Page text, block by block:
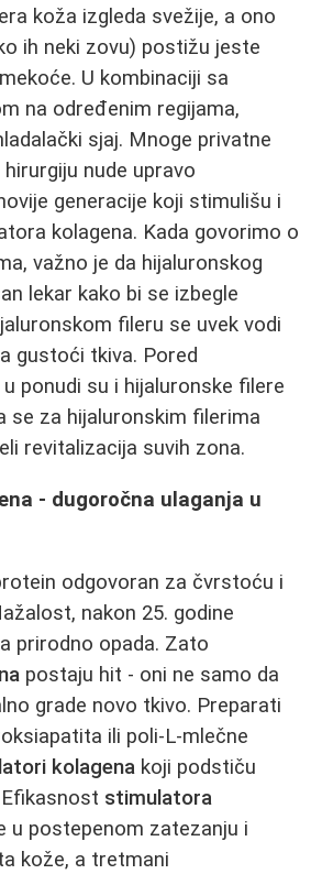
koža izgleda svežije, a ono
ih neki zovu) postižu jeste
U kombinaciji sa
na određenim regijama,
sjaj. Mnoge privatne
nude upravo
generacije koji stimulišu i
kolagena. Kada govorimo o
važno je da hijaluronskog
lekar kako bi se izbegle
fileru se uvek vodi
gustoći tkiva. Pored
ponudi su i hijaluronske filere
se za hijaluronskim filerima
revitalizacija suvih zona.
- dugoročna ulaganja u
odgovoran za čvrstoću i
nakon 25. godine
prirodno opada. Zato
postaju hit - oni ne samo da
grade novo tkivo. Preparati
ili poli‑L‑mlečne
kolagena koji podstiču
stimulatora
u postepenom zatezanju i
kože, a tretmani